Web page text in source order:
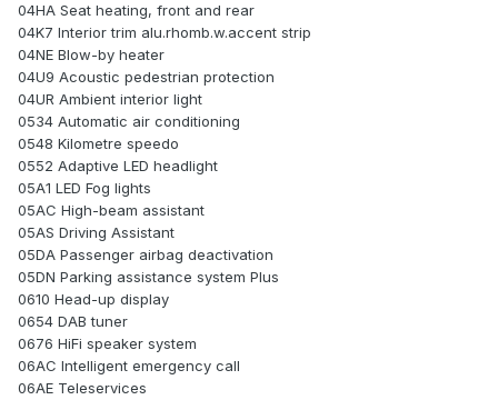
04HA Seat heating, front and rear
04K7 Interior trim alu.rhomb.w.accent strip
04NE Blow-by heater
04U9 Acoustic pedestrian protection
04UR Ambient interior light
0534 Automatic air conditioning
0548 Kilometre speedo
0552 Adaptive LED headlight
05A1 LED Fog lights
05AC High-beam assistant
05AS Driving Assistant
05DA Passenger airbag deactivation
05DN Parking assistance system Plus
0610 Head-up display
0654 DAB tuner
0676 HiFi speaker system
06AC Intelligent emergency call
06AE Teleservices